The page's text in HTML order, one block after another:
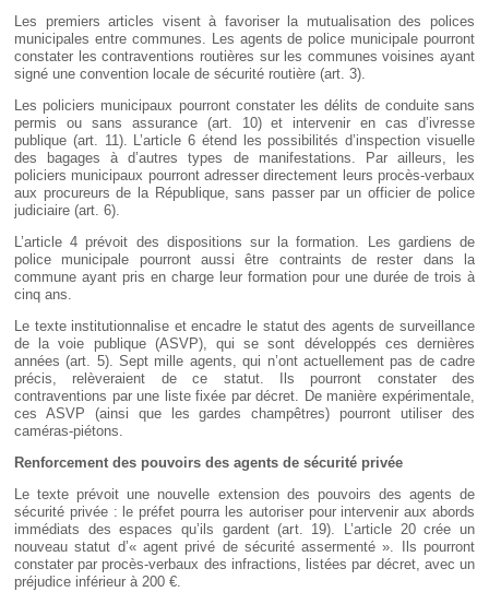
Les premiers articles visent à favoriser la mutualisation des polices
municipales entre communes. Les agents de police municipale pourront
constater les contraventions routières sur les communes voisines ayant
signé une convention locale de sécurité routière (art. 3).
Les policiers municipaux pourront constater les délits de conduite sans
permis ou sans assurance (art. 10) et intervenir en cas d’ivresse
publique (art. 11). L’article 6 étend les possibilités d’inspection visuelle
des bagages à d’autres types de manifestations. Par ailleurs, les
policiers municipaux pourront adresser directement leurs procès-verbaux
aux procureurs de la République, sans passer par un officier de police
judiciaire (art. 6).
L’article 4 prévoit des dispositions sur la formation. Les gardiens de
police municipale pourront aussi être contraints de rester dans la
commune ayant pris en charge leur formation pour une durée de trois à
cinq ans.
Le texte institutionnalise et encadre le statut des agents de surveillance
de la voie publique (ASVP), qui se sont développés ces dernières
années (art. 5). Sept mille agents, qui n’ont actuellement pas de cadre
précis, relèveraient de ce statut. Ils pourront constater des
contraventions par une liste fixée par décret. De manière expérimentale,
ces ASVP (ainsi que les gardes champêtres) pourront utiliser des
caméras-piétons.
Renforcement des pouvoirs des agents de sécurité privée
Le texte prévoit une nouvelle extension des pouvoirs des agents de
sécurité privée : le préfet pourra les autoriser pour intervenir aux abords
immédiats des espaces qu’ils gardent (art. 19). L’article 20 crée un
nouveau statut d’« agent privé de sécurité assermenté ». Ils pourront
constater par procès-verbaux des infractions, listées par décret, avec un
préjudice inférieur à 200 €.